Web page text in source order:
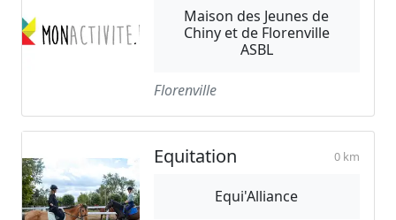
Maison des Jeunes de
Chiny et de Florenville
ASBL
Florenville
Equitation 0 km
Equi'Alliance